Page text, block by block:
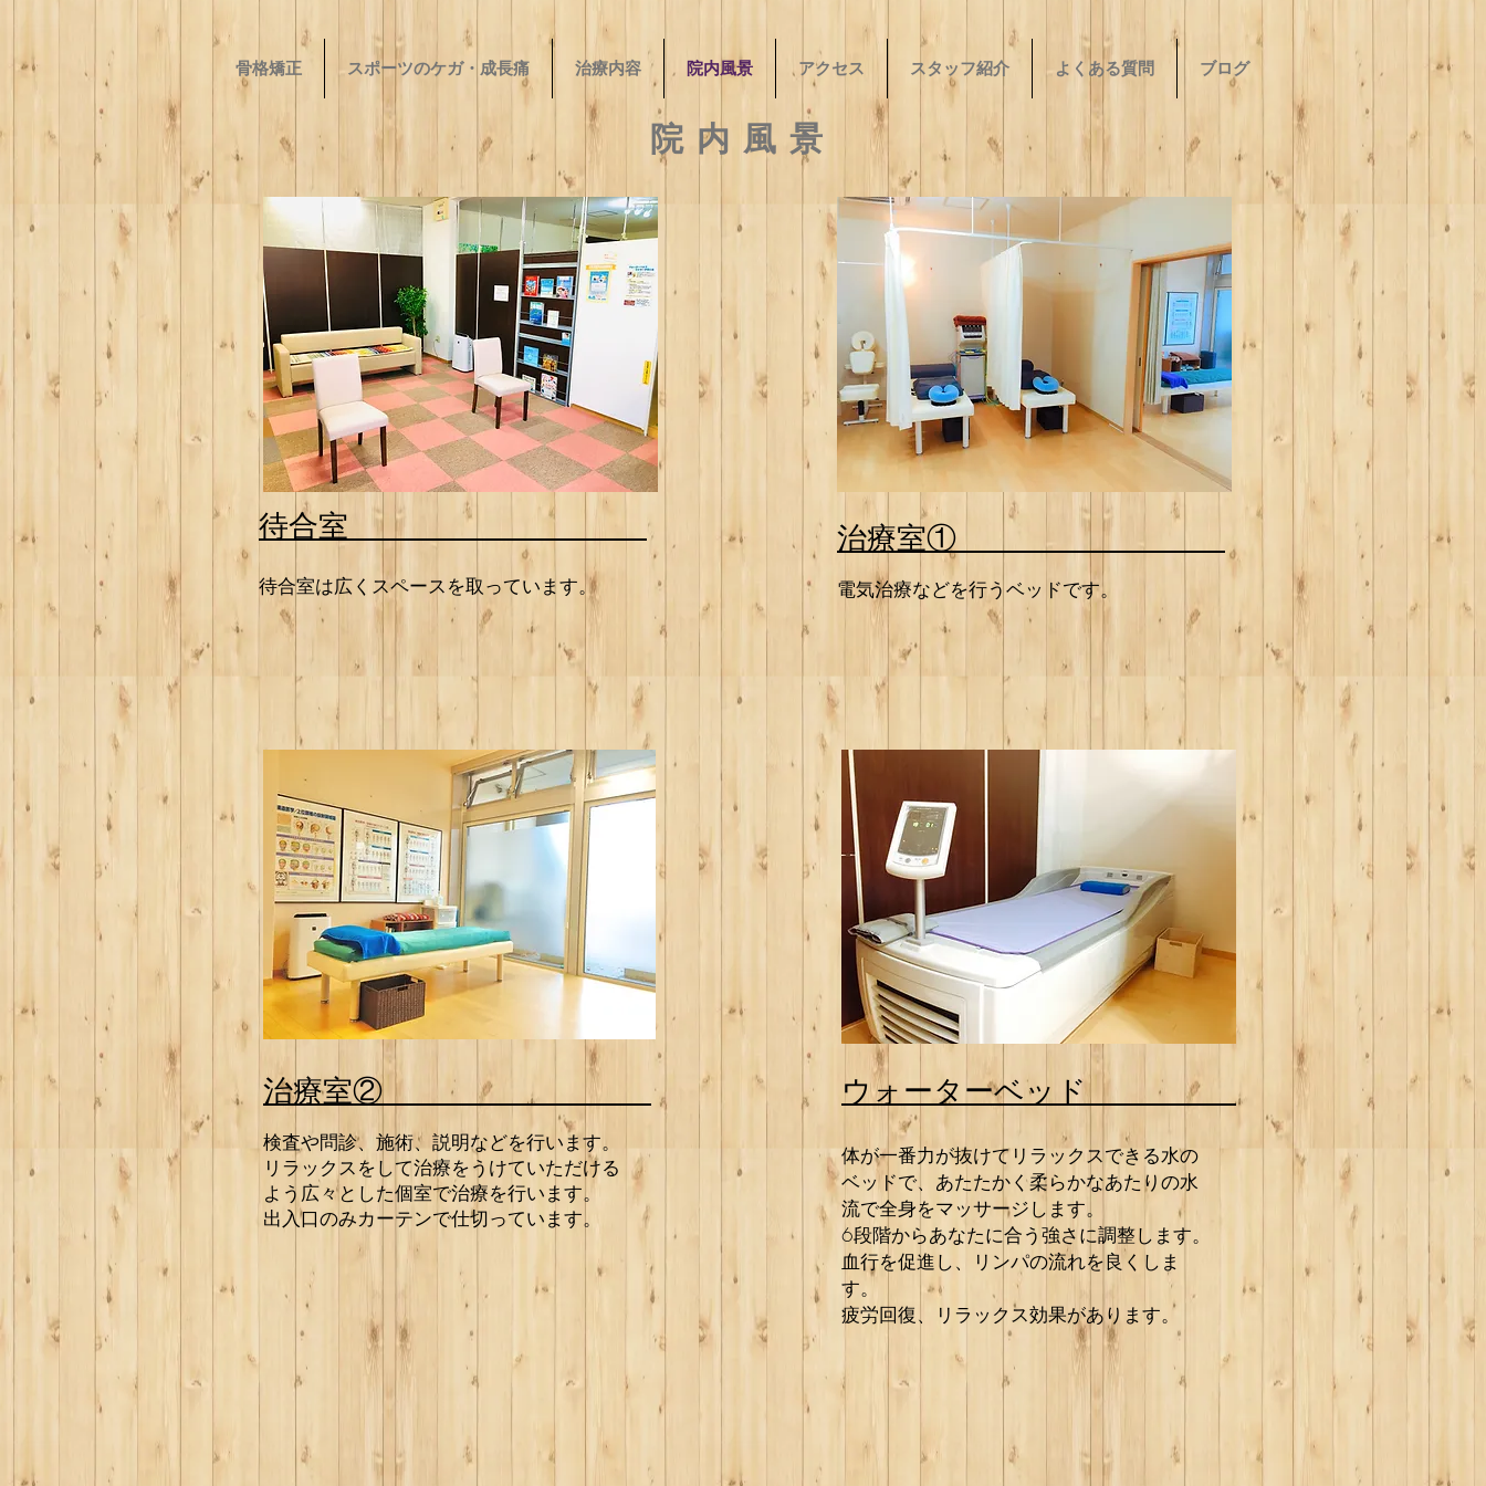
院内風景
待合室
待合室は広くスペースを取っています。
治療室①
電気治療などを行うベッドです。
治療室②
検査や問診、施術、説明などを行います。
リラックスをして治療をうけていただける
よう広々とした個室で治療を行います。
出入口のみカーテンで仕切っています。
ウォーターベッド
体が一番力が抜けてリラックスできる水の
ベッドで、あたたかく柔らかなあたりの水
流で全身をマッサージします。
​6段階からあなたに合う強さに調整します。
血行を促進し、リンパの流れを良くしま
す。
疲労回復、リラックス効果があります。​
骨格矯正 スポーツのケガ・成長痛 治療内容 院内風景 アクセス スタッフ紹介 よくある質問 ブログ